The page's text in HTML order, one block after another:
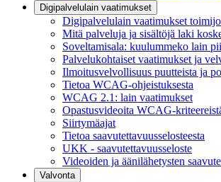
Digipalvelulain vaatimukset
Digipalvelulain vaatimukset
Mitä palveluja ja sisältöjä laki
Soveltamisala: kuulummeko lain
Palvelukohtaiset vaatimukset ja
Ilmoitusvelvollisuus puutteista ja
Tietoa WCAG-ohjeistuksesta
WCAG 2.1: lain vaatimukset
Opastusvideoita WCAG-
Siirtymäajat
Tietoa saavutettavuusselosteesta
UKK - saavutettavuusseloste
Videoiden ja äänilähetysten
Valvonta